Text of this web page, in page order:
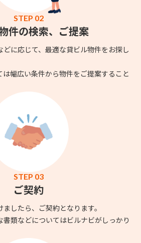
STEP 02
件の検索、ご提案
どに応じて、最適な貸ビル物件をお探し
は幅広い条件から物件をご提案すること
STEP 03
ご契約
したら、ご契約となります。
書類などについてはビルナビがしっかり